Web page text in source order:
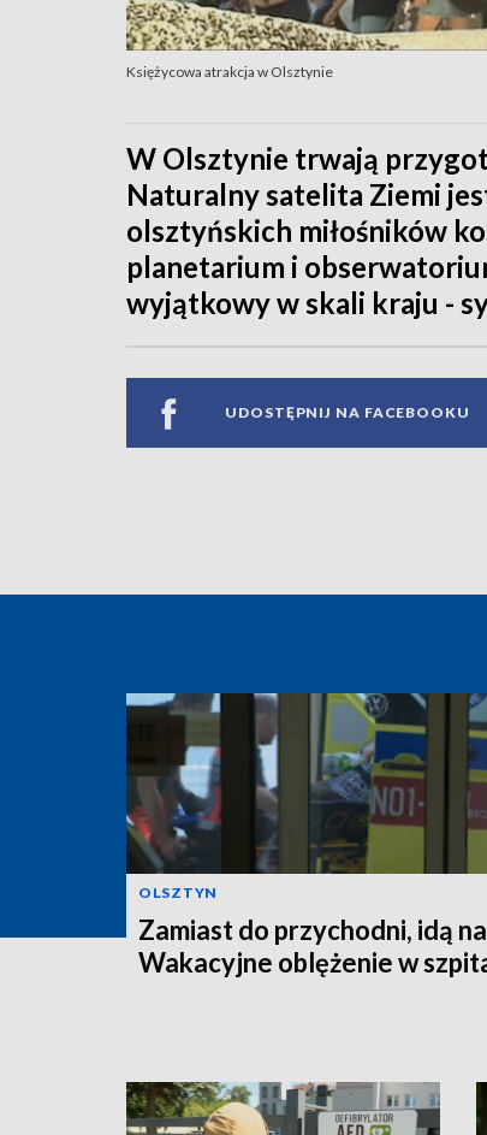
Księżycowa atrakcja w Olsztynie
W Olsztynie trwają
Naturalny satelita Ziemi
olsztyńskich miłośników
planetarium i
wyjątkowy w skali kraju -
UDOSTĘPNIJ NA FACEBOOKU
OLSZTYN
Zamiast do przychodni, idą
Wakacyjne oblężenie w